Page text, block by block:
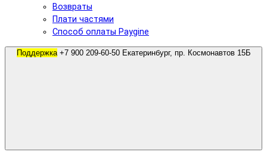
Возвраты
Плати частями
Способ оплаты Paygine
Поддержка